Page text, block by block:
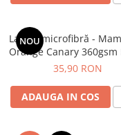
NOU
Lavetă microfibră -
Orange Canary 360gsm
Towel
35,90 RON
ADAUGA IN COS